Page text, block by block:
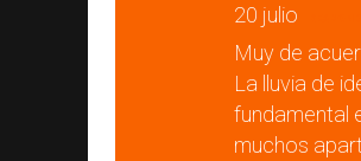
20 julio
Muy de
La lluvia de
fundamental
muchos